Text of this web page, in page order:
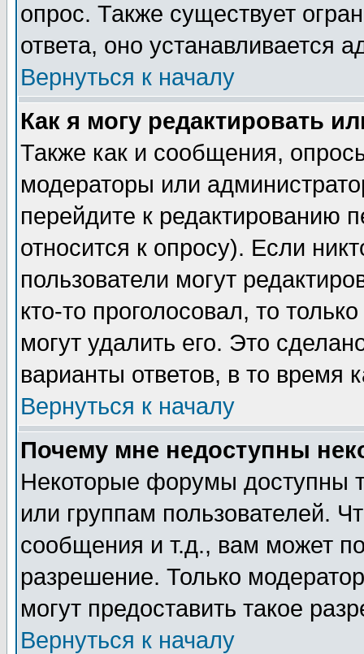
опрос. Также существует
ответа, оно устанавливается
Вернуться к началу
Как я могу редактировать
Также как и сообщения,
модераторы или
перейдите к редактированию
относится к опросу). Если
пользователи могут
кто-то проголосовал, то
могут удалить его. Это
варианты ответов, в то время
Вернуться к началу
Почему мне недоступны
Некоторые форумы доступны
или группам пользователей.
сообщения и т.д., вам может
разрешение. Только
могут предоставить такое
Вернуться к началу